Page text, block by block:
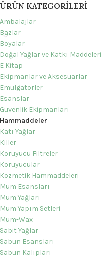
ÜRÜN KATEGORILERI
Ambalajlar
Bazlar
Boyalar
Doğal Yağlar ve Katkı Maddeleri
E Kitap
Ekipmanlar ve Aksesuarlar
Emülgatörler
Esanslar
Güvenlik Ekipmanları
Hammaddeler
Katı Yağlar
Killer
Koruyucu Filtreler
Koruyucular
Kozmetik Hammaddeleri
Mum Esansları
Mum Yağları
Mum Yapım Setleri
Mum-Wax
Sabit Yağlar
Sabun Esansları
Sabun Kalıpları